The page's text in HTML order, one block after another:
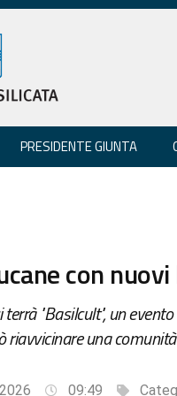
PRESIDENTE GIUNTA
con
terrà "Basilcult", un
riavvicinare una
09:49